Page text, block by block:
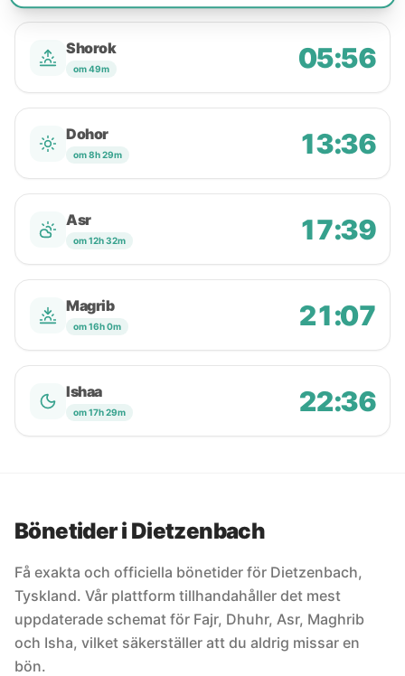
Shorok
om 49m 05:56
Dohor
om 8h 29m 13:36
Asr
om 12h 32m 17:39
Magrib
om 16h 0m 21:07
Ishaa
om 17h 29m 22:36
Bönetider i Dietzenbach
Få exakta och officiella bönetider för Dietzenbach,
Tyskland. Vår plattform tillhandahåller det mest
uppdaterade schemat för Fajr, Dhuhr, Asr, Maghrib
och Isha, vilket säkerställer att du aldrig missar en
bön.